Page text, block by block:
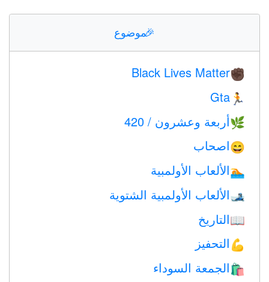
🎉موضوع
✊🏿
Black Lives Matter
🏃
Gta
🌿أربعة وعشرون / 420
😄اصحاب
🏊الألعاب الأولمبية
🎿الألعاب الأولمبية الشتوية
📖التاريخ
💪 التحفيز
🛍الجمعة السوداء